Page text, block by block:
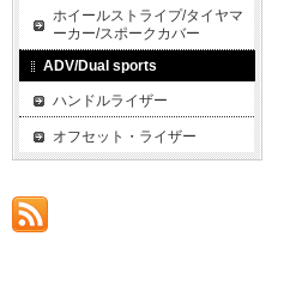
ホイールストライプ/タイヤマ
ーカー/スポークカバー
ADV/Dual sports
ハンドルライザー
オフセット・ライザー